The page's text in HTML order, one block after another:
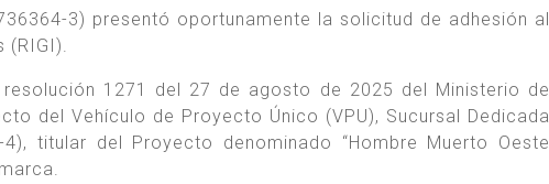
3) presentó oportunamente la solicitud de adhesión al
(RIGI).
1271 del 27 de agosto de 2025 del Ministerio de
del Vehículo de Proyecto Único (VPU), Sucursal Dedicada
titular del Proyecto denominado “Hombre Muerto Oeste